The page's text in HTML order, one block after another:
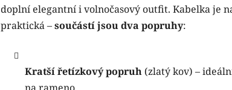
doplní elegantní i volnočasový outfit. Kabelka je
praktická –součástí jsou dva popruhy:
Kratší řetízkový popruh (zlatý kov) –
na rameno